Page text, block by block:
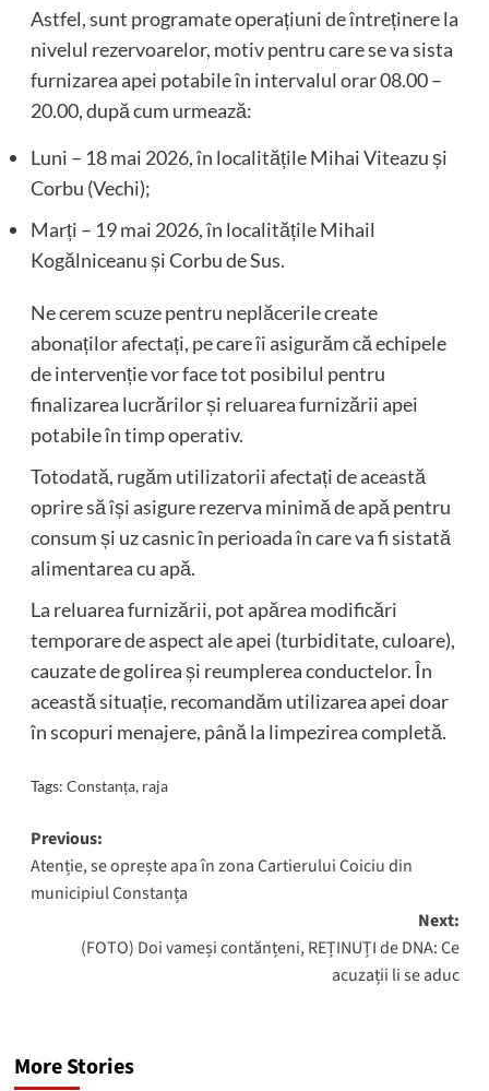
Astfel, sunt programate operațiuni de întreținere la
nivelul rezervoarelor, motiv pentru care se va sista
furnizarea apei potabile în intervalul orar 08.00 –
20.00, după cum urmează:
Luni – 18 mai 2026, în localitățile Mihai Viteazu și
Corbu (Vechi);
Marți – 19 mai 2026, în localitățile Mihail
Kogălniceanu și Corbu de Sus.
Ne cerem scuze pentru neplăcerile create
abonaților afectați, pe care îi asigurăm că echipele
de intervenție vor face tot posibilul pentru
finalizarea lucrărilor și reluarea furnizării apei
potabile în timp operativ.
Totodată, rugăm utilizatorii afectați de această
oprire să își asigure rezerva minimă de apă pentru
consum și uz casnic în perioada în care va fi sistată
alimentarea cu apă.
La reluarea furnizării, pot apărea modificări
temporare de aspect ale apei (turbiditate, culoare),
cauzate de golirea și reumplerea conductelor. În
această situație, recomandăm utilizarea apei doar
în scopuri menajere, până la limpezirea completă.
Tags: Constanța, raja
Post
navigation
Previous:
Atenție, se oprește apa în zona Cartierului Coiciu din
municipiul Constanța
Next:
(FOTO) Doi vameși contănțeni, REȚINUȚI de DNA: Ce
acuzații li se aduc
More Stories